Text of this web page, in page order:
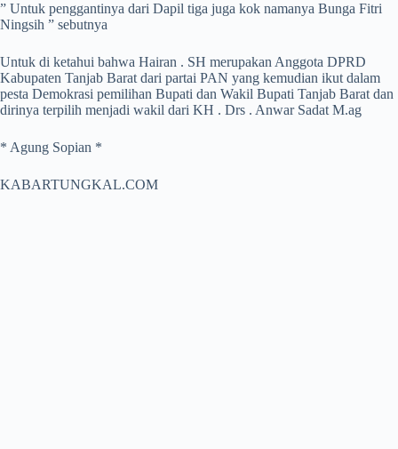
” Untuk penggantinya dari Dapil tiga juga kok namanya Bunga Fitri
Ningsih ” sebutnya
Untuk di ketahui bahwa Hairan . SH merupakan Anggota DPRD
Kabupaten Tanjab Barat dari partai PAN yang kemudian ikut dalam
pesta Demokrasi pemilihan Bupati dan Wakil Bupati Tanjab Barat dan
dirinya terpilih menjadi wakil dari KH . Drs . Anwar Sadat M.ag
* Agung Sopian *
KABARTUNGKAL.COM